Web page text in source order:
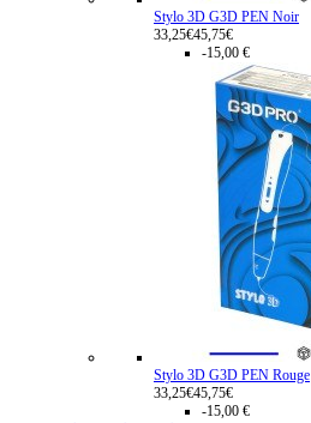
Stylo 3D G3D PEN Noir
33,25€45,75€
-15,00 €
Stylo 3D G3D PEN Rouge
33,25€45,75€
-15,00 €